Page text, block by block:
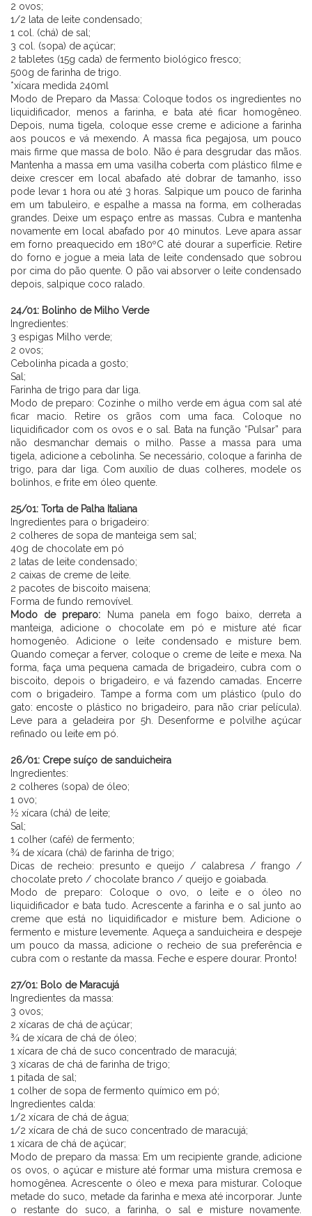
2 ovos;
1/2 lata de leite condensado;
1 col. (chá) de sal;
3 col. (sopa) de açúcar;
2 tabletes (15g cada) de fermento biológico fresco;
500g de farinha de trigo.
*xícara medida 240ml
Modo de Preparo da Massa: Coloque todos os ingredientes no
liquidificador, menos a farinha, e bata até ficar homogêneo.
Depois, numa tigela, coloque esse creme e adicione a farinha
aos poucos e vá mexendo. A massa fica pegajosa, um pouco
mais firme que massa de bolo. Não é para desgrudar das mãos.
Mantenha a massa em uma vasilha coberta com plástico filme e
deixe crescer em local abafado até dobrar de tamanho, isso
pode levar 1 hora ou até 3 horas. Salpique um pouco de farinha
em um tabuleiro, e espalhe a massa na forma, em colheradas
grandes. Deixe um espaço entre as massas. Cubra e mantenha
novamente em local abafado por 40 minutos. Leve apara assar
em forno preaquecido em 180ºC até dourar a superfície. Retire
do forno e jogue a meia lata de leite condensado que sobrou
por cima do pão quente. O pão vai absorver o leite condensado
depois, salpique coco ralado.
24/01: Bolinho de Milho Verde
Ingredientes:
3 espigas Milho verde;
2 ovos;
Cebolinha picada a gosto;
Sal;
Farinha de trigo para dar liga.
Modo de preparo: Cozinhe o milho verde em água com sal até
ficar macio. Retire os grãos com uma faca. Coloque no
liquidificador com os ovos e o sal. Bata na função “Pulsar” para
não desmanchar demais o milho. Passe a massa para uma
tigela, adicione a cebolinha. Se necessário, coloque a farinha de
trigo, para dar liga. Com auxílio de duas colheres, modele os
bolinhos, e frite em óleo quente.
25/01: Torta de Palha Italiana
Ingredientes para o brigadeiro:
2 colheres de sopa de manteiga sem sal;
40g de chocolate em pó
2 latas de leite condensado;
2 caixas de creme de leite.
2 pacotes de biscoito maisena;
Forma de fundo removível.
Modo de preparo: Numa panela em fogo baixo, derreta a
manteiga, adicione o chocolate em pó e misture até ficar
homogenêo. Adicione o leite condensado e misture bem.
Quando começar a ferver, coloque o creme de leite e mexa. Na
forma, faça uma pequena camada de brigadeiro, cubra com o
biscoito, depois o brigadeiro, e vá fazendo camadas. Encerre
com o brigadeiro. Tampe a forma com um plástico (pulo do
gato: encoste o plástico no brigadeiro, para não criar película).
Leve para a geladeira por 5h. Desenforme e polvilhe açúcar
refinado ou leite em pó.
26/01: Crepe suíço de sanduicheira
Ingredientes:
2 colheres (sopa) de óleo;
1 ovo;
½ xícara (chá) de leite;
Sal;
1 colher (café) de fermento;
¾ de xícara (chá) de farinha de trigo;
Dicas de recheio: presunto e queijo / calabresa / frango /
chocolate preto / chocolate branco / queijo e goiabada.
Modo de preparo: Coloque o ovo, o leite e o óleo no
liquidificador e bata tudo. Acrescente a farinha e o sal junto ao
creme que está no liquidificador e misture bem. Adicione o
fermento e misture levemente. Aqueça a sanduicheira e despeje
um pouco da massa, adicione o recheio de sua preferência e
cubra com o restante da massa. Feche e espere dourar. Pronto!
27/01: Bolo de Maracujá
Ingredientes da massa:
3 ovos;
2 xícaras de chá de açúcar;
¾ de xícara de chá de óleo;
1 xícara de chá de suco concentrado de maracujá;
3 xícaras de chá de farinha de trigo;
1 pitada de sal;
1 colher de sopa de fermento químico em pó;
Ingredientes calda:
1/2 xícara de chá de água;
1/2 xícara de chá de suco concentrado de maracujá;
1 xícara de chá de açúcar;
Modo de preparo da massa: Em um recipiente grande, adicione
os ovos, o açúcar e misture até formar uma mistura cremosa e
homogênea. Acrescente o óleo e mexa para misturar. Coloque
metade do suco, metade da farinha e mexa até incorporar. Junte
o restante do suco, a farinha, o sal e misture novamente.